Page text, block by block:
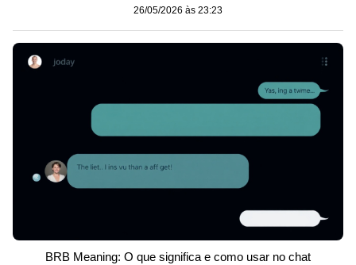
26/05/2026 às 23:23
BRB Meaning: O que significa e como usar no chat